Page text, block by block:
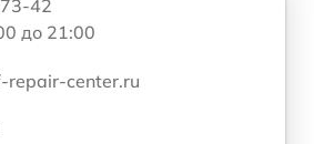
42
до 21:00
repair-center.ru